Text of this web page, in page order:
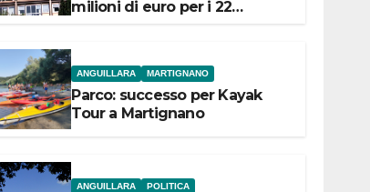
milioni di euro per i 22
ANGUILLARA MARTIGNANO
Parco: successo per Kayak
Tour a Martignano
ANGUILLARA POLITICA